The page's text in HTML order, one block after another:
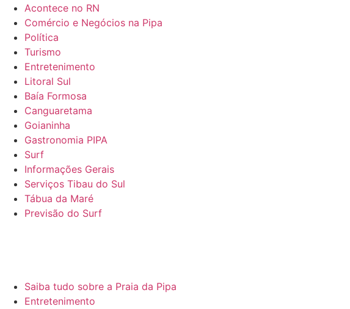
Acontece no RN
Comércio e Negócios na Pipa
Política
Turismo
Entretenimento
Litoral Sul
Baía Formosa
Canguaretama
Goianinha
Gastronomia PIPA
Surf
Informações Gerais
Serviços Tibau do Sul
Tábua da Maré
Previsão do Surf
Saiba tudo sobre a Praia da Pipa
Entretenimento